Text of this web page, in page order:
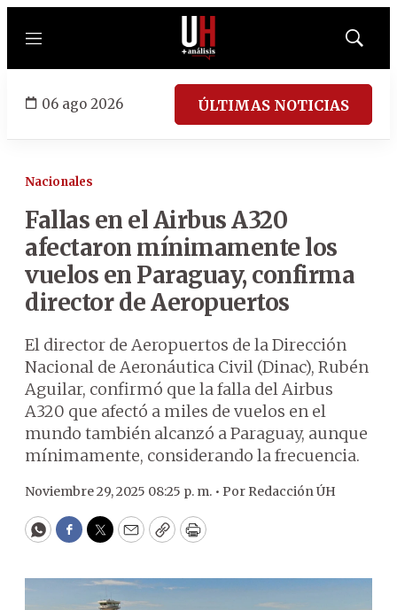
Menú
Mostrar
06 ago 2026 ÚLTIMAS NOTICIAS
Nacionales
Fallas en el Airbus A320
afectaron mínimamente los
vuelos en Paraguay, confirma
director de Aeropuertos
El director de Aeropuertos de la Dirección
Nacional de Aeronáutica Civil (Dinac), Rubén
Aguilar, confirmó que la falla del Airbus
A320 que afectó a miles de vuelos en el
mundo también alcanzó a Paraguay, aunque
mínimamente, considerando la frecuencia.
Noviembre 29, 2025 08:25 p. m. • Por Redacción ÚH
WhatsApp
Facebook
Twitter
EmailCopyPrint